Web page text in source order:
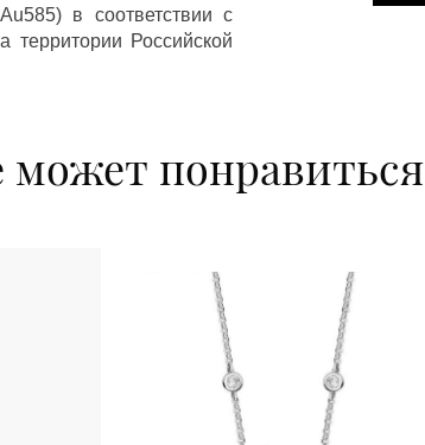
в соответствии с
Российской
понравиться